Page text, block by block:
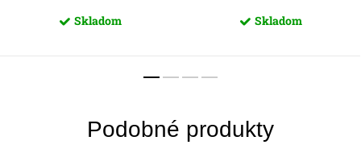
Skladom Skladom